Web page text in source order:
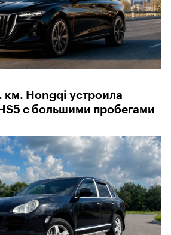
Hongqi устроила
с большими пробегами